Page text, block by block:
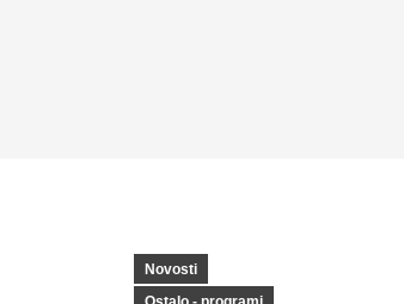
Novosti